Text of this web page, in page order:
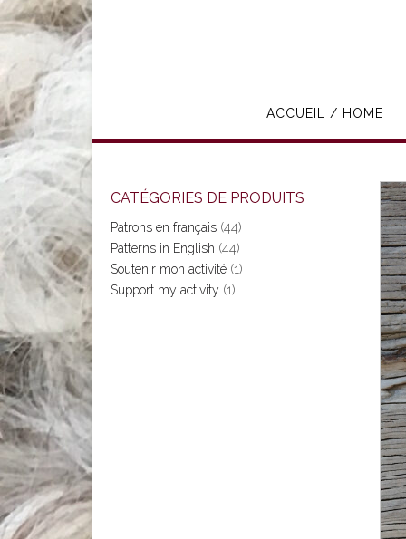
ACCUEIL / HOME
CATÉGORIES DE PRODUITS
Patrons en français (44)
Patterns in English (44)
Soutenir mon activité (1)
Support my activity (1)